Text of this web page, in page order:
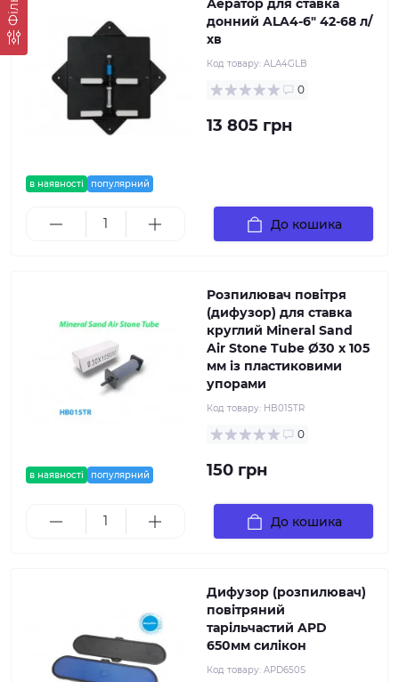
в наявності популярний
Аератор для ставка
донний ALA4-6" 42-68 л/
хв
Код товару: ALA4GLB
0
13 805 грн
До кошика
в наявності популярний
Розпилювач повітря
(дифузор) для ставка
круглий Mineral Sand
Air Stone Tube Ø30 х 105
мм із пластиковими
упорами
Код товару: HB015TR
0
150 грн
До кошика
Дифузор (розпилювач)
повітряний
тарільчастий APD
650мм силікон
Код товару: APD650S